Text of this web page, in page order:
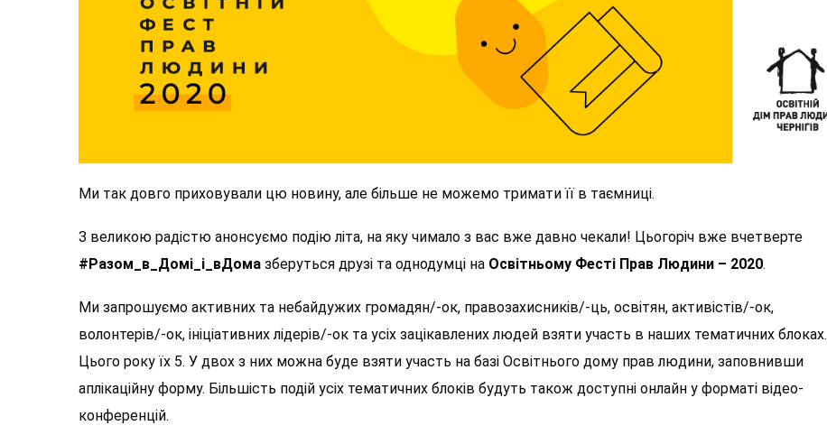
Ми так довго приховували цю новину, але більше не можемо тримати її в таємниці.
З великою радістю анонсуємо подію літа, на яку чимало з вас вже давно чекали! Цьогоріч вже вчетверте
#Разом_в_Домі_і_вДома зберуться друзі та однодумці на Освітньому Фесті Прав Людини – 2020.
Ми запрошуємо активних та небайдужих громадян/-ок, правозахисників/-ць, освітян, активістів/-ок,
волонтерів/-ок, ініціативних лідерів/-ок та усіх зацікавлених людей взяти участь в наших тематичних блоках.
Цього року їх 5. У двох з них можна буде взяти участь на базі Освітнього дому прав людини, заповнивши
аплікаційну форму. Більшість подій усіх тематичних блоків будуть також доступні онлайн у форматі відео-
конференцій.